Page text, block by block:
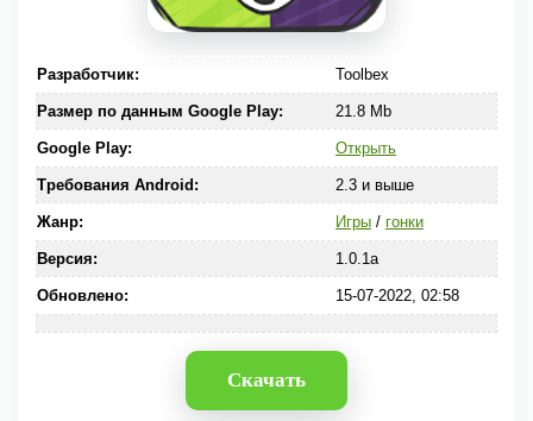
Разработчик: Toolbex
Размер по данным Google Play: 21.8 Mb
Google Play: Открыть
Требования Android: 2.3 и выше
Жанр: Игры/ гонки
Версия: 1.0.1a
Обновлено: 15-07-2022, 02:58
Скачать